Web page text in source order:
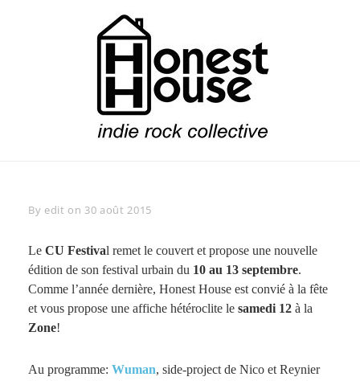
By Byline
edit on 30 août 2015
Le CU Festival remet le couvert et propose une nouvelle
édition de son festival urbain du 10 au 13 septembre.
Comme l’année dernière, Honest House est convié à la fête
et vous propose une affiche hétéroclite le samedi 12 à la
Zone!
Au programme: Wuman, side-project de Nico et Reynier